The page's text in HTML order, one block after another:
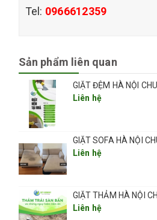
Tel: 0966612359
Sản phẩm liên quan
Liên hệ
Liên hệ
Liên hệ